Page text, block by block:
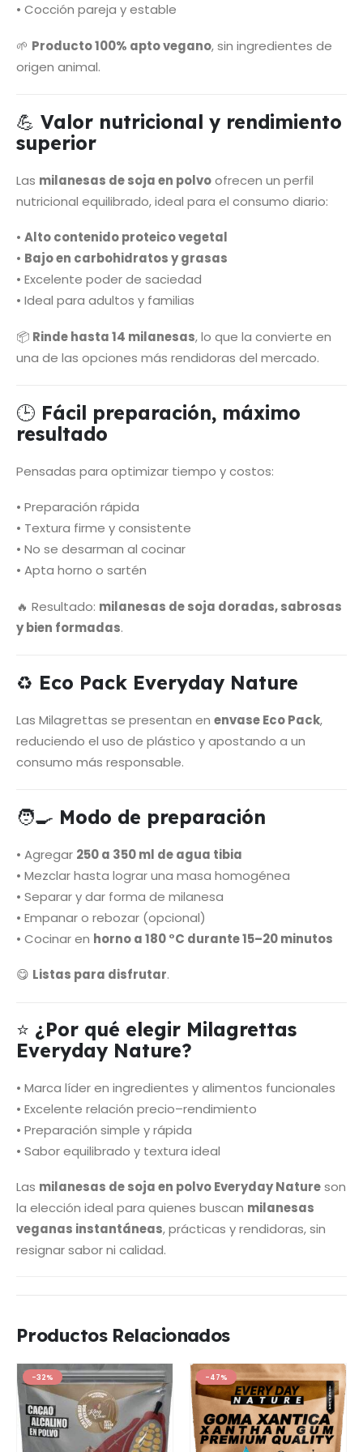
• Cocción pareja y estable
🌱 Producto 100% apto vegano, sin ingredientes de
origen animal.
💪 Valor nutricional y rendimiento
superior
Las milanesas de soja en polvoofrecen un perfil
nutricional equilibrado, ideal para el consumo diario:
• Alto contenido proteico vegetal
• Bajo en carbohidratos y grasas
• Excelente poder de saciedad
• Ideal para adultos y familias
📦 Rinde hasta 14 milanesas, lo que la convierte en
una de las opciones más rendidoras del mercado.
🕒 Fácil preparación, máximo
resultado
Pensadas para optimizar tiempo y costos:
• Preparación rápida
• Textura firme y consistente
• No se desarman al cocinar
• Apta horno o sartén
🔥 Resultado: milanesas de soja doradas, sabrosas
y bien formadas.
♻️ Eco Pack Everyday Nature
Las Milagrettas se presentan en envase Eco Pack,
reduciendo el uso de plástico y apostando a un
consumo más responsable.
🧑‍🍳 Modo de preparación
• Agregar 250 a 350 ml de agua tibia
• Mezclar hasta lograr una masa homogénea
• Separar y dar forma de milanesa
• Empanar o rebozar (opcional)
• Cocinar en horno a 180 °C durante 15–20 minutos
😋 Listas para disfrutar.
⭐ ¿Por qué elegir Milagrettas
Everyday Nature?
• Marca líder en ingredientes y alimentos funcionales
• Excelente relación precio–rendimiento
• Preparación simple y rápida
• Sabor equilibrado y textura ideal
Las milanesas de soja en polvo Everyday Natureson
la elección ideal para quienes buscan milanesas
veganas instantáneas, prácticas y rendidoras, sin
resignar sabor ni calidad.
Productos Relacionados
-32% -47%